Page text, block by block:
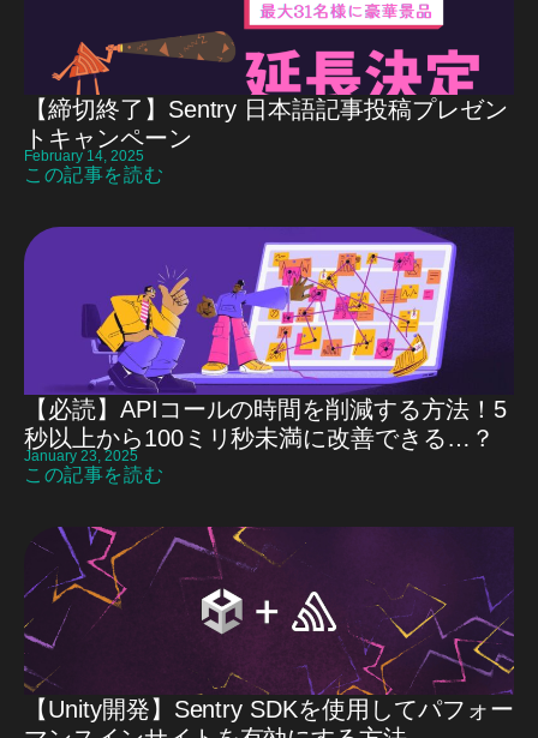
【締切終了】Sentry 日本語記事投稿プレゼン
トキャンペーン
February 14, 2025
この記事を読む
【必読】APIコールの時間を削減する方法！5
秒以上から100ミリ秒未満に改善できる…？
January 23, 2025
この記事を読む
【Unity開発】Sentry SDKを使用してパフォー